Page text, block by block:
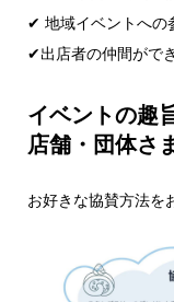
✔ 地域イベントへの
✔︎出店者の仲間がで
イベントの趣
店舗・団体さ
お好きな協賛方法を